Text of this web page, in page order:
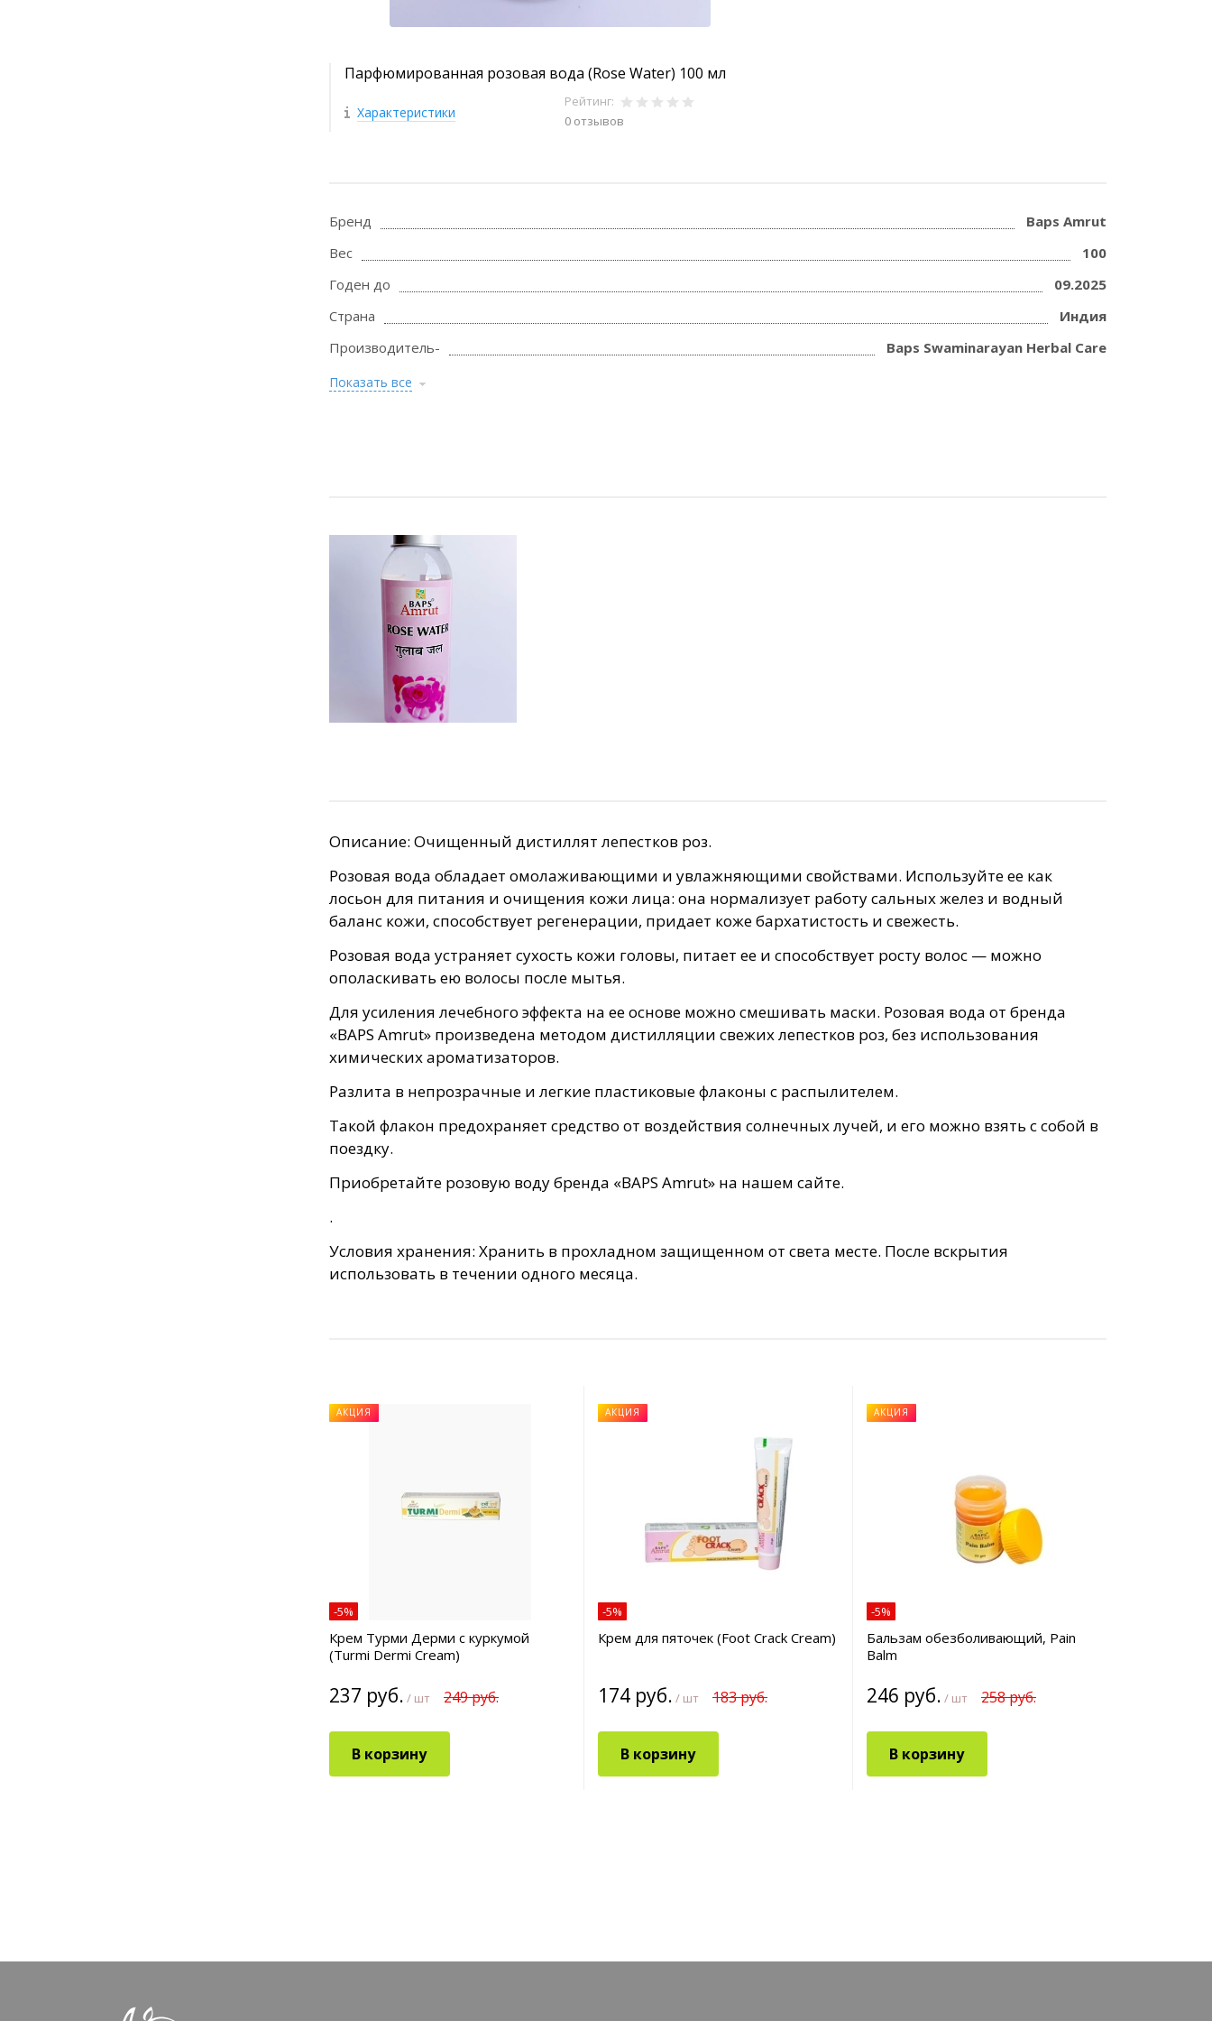
Парфюмированная розовая вода (Rose Water) 100 мл
Характеристики
Рейтинг:
0 отзывов
Бренд
Baps Amrut
Вес
100
Годен до
09.2025
Страна
Индия
Производитель-
Baps Swaminarayan Herbal Care
Показать все
Описание: Очищенный дистиллят лепестков роз.
Розовая вода обладает омолаживающими и увлажняющими свойствами. Используйте ее как
лосьон для питания и очищения кожи лица: она нормализует работу сальных желез и водный
баланс кожи, способствует регенерации, придает коже бархатистость и свежесть.
Розовая вода устраняет сухость кожи головы, питает ее и способствует росту волос — можно
ополаскивать ею волосы после мытья.
Для усиления лечебного эффекта на ее основе можно смешивать маски. Розовая вода от бренда
«BAPS Amrut» произведена методом дистилляции свежих лепестков роз, без использования
химических ароматизаторов.
Разлита в непрозрачные и легкие пластиковые флаконы с распылителем.
Такой флакон предохраняет средство от воздействия солнечных лучей, и его можно взять с собой в
поездку.
Приобретайте розовую воду бренда «BAPS Amrut» на нашем сайте.
.
Условия хранения: Хранить в прохладном защищенном от света месте. После вскрытия
использовать в течении одного месяца.
АКЦИЯ
-5%
Крем Турми Дерми с куркумой
(Turmi Dermi Cream)
237 руб. / шт 249 руб.
В корзину
АКЦИЯ
-5%
Крем для пяточек (Foot Crack Cream)
174 руб. / шт 183 руб.
В корзину
АКЦИЯ
-5%
Бальзам обезболивающий, Pain
Balm
246 руб. / шт 258 руб.
В корзину